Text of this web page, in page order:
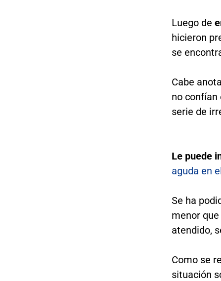
Luego de
hicieron
se
Cabe
no confían
serie de
Le puede
aguda en
Se ha
menor
atendido,
Como se
situación